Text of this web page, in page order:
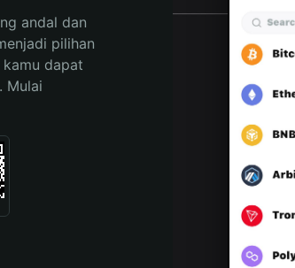
andal dan
pilihan
dapat
Mulai